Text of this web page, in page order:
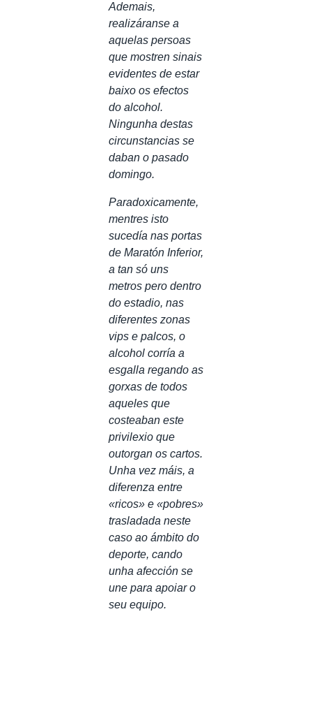
Ademais,
realizáranse a
aquelas persoas
que mostren sinais
evidentes de estar
baixo os efectos
do alcohol.
Ningunha destas
circunstancias se
daban o pasado
domingo.
Paradoxicamente,
mentres isto
sucedía nas portas
de Maratón Inferior,
a tan só uns
metros pero dentro
do estadio, nas
diferentes zonas
vips e palcos, o
alcohol corría a
esgalla regando as
gorxas de todos
aqueles que
costeaban este
privilexio que
outorgan os cartos.
Unha vez máis, a
diferenza entre
«ricos» e «pobres»
trasladada neste
caso ao ámbito do
deporte, cando
unha afección se
une para apoiar o
seu equipo.